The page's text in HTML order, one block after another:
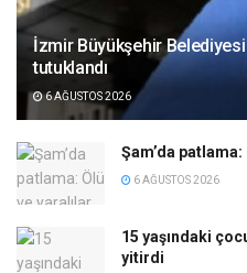
İzmir Büyükşehir
tutuklandı
6 AĞUSTOS 2026
Şam’da
6 AĞUSTOS 2026
15 yaşındaki
yitirdi